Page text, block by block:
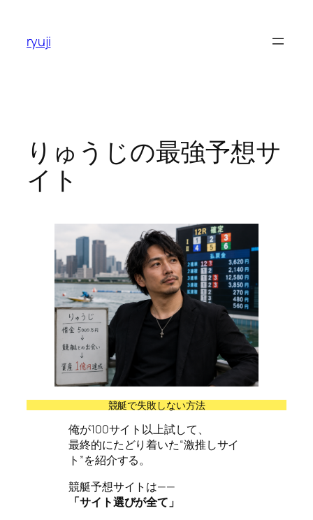
ryuji
りゅうじの最強予想サ
イト
競艇で失敗しない方法
俺が100サイト以上試して、
最終的にたどり着いた“激推しサイ
ト”を紹介する。
競艇予想サイトは——
「サイト選びが全て」